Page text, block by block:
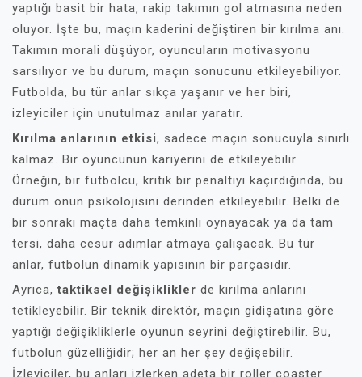
yaptığı basit bir hata, rakip takımın gol atmasına neden
oluyor. İşte bu, maçın kaderini değiştiren bir kırılma anı.
Takımın morali düşüyor, oyuncuların motivasyonu
sarsılıyor ve bu durum, maçın sonucunu etkileyebiliyor.
Futbolda, bu tür anlar sıkça yaşanır ve her biri,
izleyiciler için unutulmaz anılar yaratır.
Kırılma anlarının etkisi, sadece maçın sonucuyla sınırlı
kalmaz. Bir oyuncunun kariyerini de etkileyebilir.
Örneğin, bir futbolcu, kritik bir penaltıyı kaçırdığında, bu
durum onun psikolojisini derinden etkileyebilir. Belki de
bir sonraki maçta daha temkinli oynayacak ya da tam
tersi, daha cesur adımlar atmaya çalışacak. Bu tür
anlar, futbolun dinamik yapısının bir parçasıdır.
Ayrıca,taktiksel değişiklikler de kırılma anlarını
tetikleyebilir. Bir teknik direktör, maçın gidişatına göre
yaptığı değişikliklerle oyunun seyrini değiştirebilir. Bu,
futbolun güzelliğidir; her an her şey değişebilir.
İzleyiciler, bu anları izlerken adeta bir roller coaster